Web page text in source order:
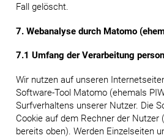
Fall gelöscht.
7. Webanalyse durch Matomo
7.1 Umfang der Verarbeitung
Wir nutzen auf unseren
Software-Tool Matomo (ehemals
Surfverhaltens unserer Nutzer. Die
Cookie auf dem Rechner der Nutzer
bereits oben). Werden Einzelseiten